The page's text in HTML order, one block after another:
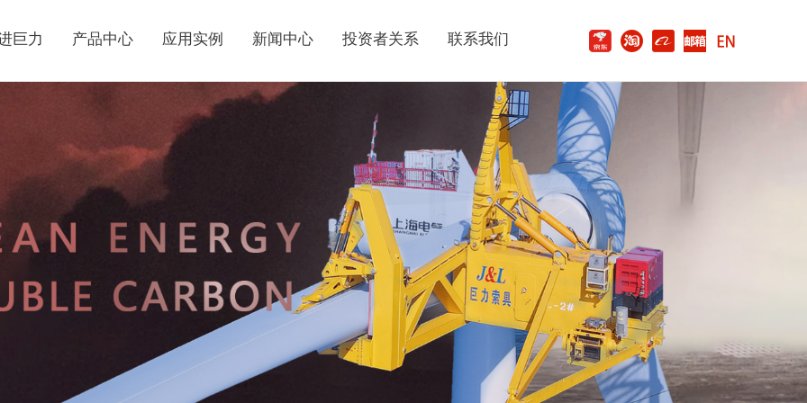
巨力 产品中心 应用实例 新闻中心 投资者关系 联系我们